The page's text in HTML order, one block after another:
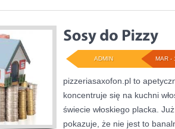
MAR -
ADMIN
pizzeriasaxofon.pl to
koncentruje się na kuchni
świecie włoskiego placka.
pokazuje, że nie jest to